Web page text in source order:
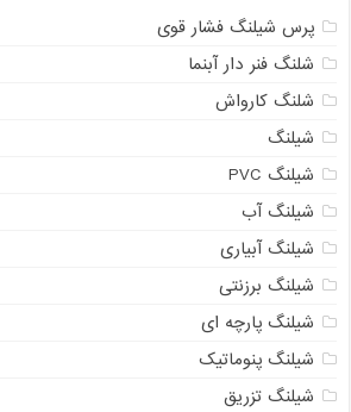
پرس شیلنگ فشار قوی
شلنگ فنر دار آبنما
شلنگ کارواش
شیلنگ
شیلنگ PVC
شیلنگ آب
شیلنگ آبیاری
شیلنگ برزنتی
شیلنگ پارچه ای
شیلنگ پنوماتیک
شیلنگ تزریق